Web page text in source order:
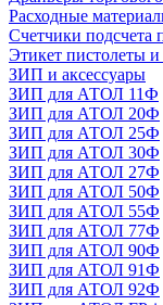
Расходные
Счетчики подсчета
Этикет пистолеты
ЗИП и аксессуары
ЗИП для АТОЛ 11Ф
ЗИП для АТОЛ 20Ф
ЗИП для АТОЛ 25Ф
ЗИП для АТОЛ 30Ф
ЗИП для АТОЛ 27Ф
ЗИП для АТОЛ 50Ф
ЗИП для АТОЛ 55Ф
ЗИП для АТОЛ 77Ф
ЗИП для АТОЛ 90Ф
ЗИП для АТОЛ 91Ф
ЗИП для АТОЛ 92Ф